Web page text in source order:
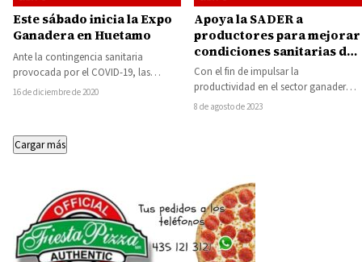
Este sábado inicia la Expo
Ganadera en Huetamo
Ante la contingencia sanitaria
provocada por el COVID-19, las
autoridades municipales de Huetamo
16 de diciembre de 2020
Apoya la SADER a
productores para mejorar
condiciones sanitarias del
ganado a través de un
paquete básico que incluye
vacunas, vitaminas y
desparasitante
Con el fin de impulsar la
productividad en el sector ganadero,
la Secretaría de Agricultura y
8 de agosto de 2023
Cargar más